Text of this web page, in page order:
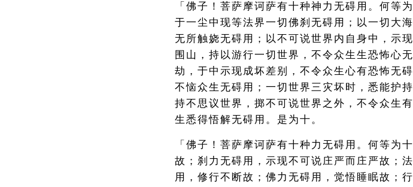
「佛子！菩萨摩诃萨有十种神力无碍用。何等
于一尘中现等法界一切佛刹无碍用；以一切大
无所触娆无碍用；以不可说世界内自身中，示
围山，持以游行一切世界，不令众生生恐怖心
劫，于中示现成坏差别，不令众生心有恐怖无
不恼众生无碍用；一切世界三灾坏时，悉能护
持不思议世界，掷不可说世界之外，不令众生
生悉得悟解无碍用。是为十。
「佛子！菩萨摩诃萨有十种力无碍用。何等为
故；刹力无碍用，示现不可说庄严而庄严故；
用，修行不断故；佛力无碍用，觉悟睡眠故；